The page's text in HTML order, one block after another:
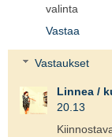
valinta
Vastaa
Vastaukset
Linnea /
20.13